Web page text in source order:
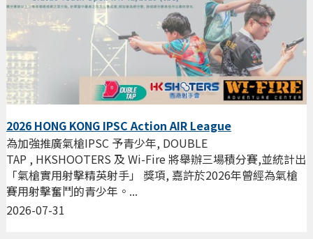
2026 HONG KONG IPSC Action AIR League
2026-07-31
為加強推廣氣槍IPSC 予青少年, DOUBLE
TAP , HKSHOOTERS 及 Wi-Fire 將舉辦三場積分賽,並統計出
「氣槍實用射擊精英射手」 獎項, 嘉許於2026年曾經為氣槍
賽用射擊奮鬥的青少年。...